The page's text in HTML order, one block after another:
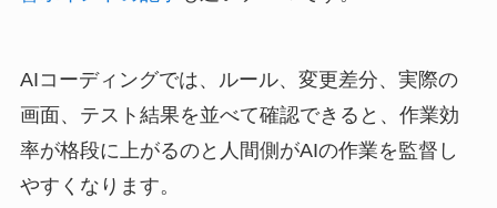
AIコーディングでは、ルール、変更差分、実際の
画面、テスト結果を並べて確認できると、作業効
率が格段に上がるのと人間側がAIの作業を監督し
やすくなります。